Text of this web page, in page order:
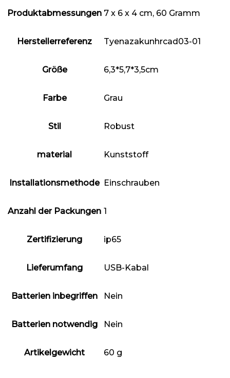
Produktabmessungen ‎7 x 6 x 4 cm, 60 Gramm
Herstellerreferenz ‎Tyenazakunhrcad03-01
Größe ‎6,3*5,7*3,5cm
Farbe ‎Grau
Stil ‎Robust
material ‎Kunststoff
Installationsmethode ‎Einschrauben
Anzahl der Packungen ‎1
Zertifizierung ‎ip65
Lieferumfang ‎USB-Kabal
Batterien inbegriffen ‎Nein
Batterien notwendig ‎Nein
Artikelgewicht ‎60 g